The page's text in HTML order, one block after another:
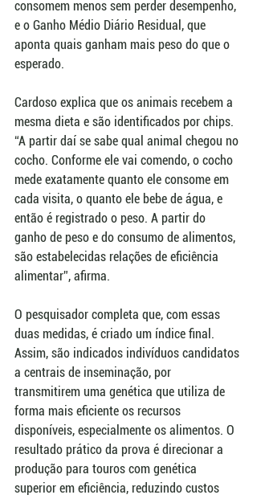
consomem menos sem perder desempenho,
e o Ganho Médio Diário Residual, que
aponta quais ganham mais peso do que o
esperado.
Cardoso explica que os animais recebem a
mesma dieta e são identificados por chips.
“A partir daí se sabe qual animal chegou no
cocho. Conforme ele vai comendo, o cocho
mede exatamente quanto ele consome em
cada visita, o quanto ele bebe de água, e
então é registrado o peso. A partir do
ganho de peso e do consumo de alimentos,
são estabelecidas relações de eficiência
alimentar”, afirma.
O pesquisador completa que, com essas
duas medidas, é criado um índice final.
Assim, são indicados indivíduos candidatos
a centrais de inseminação, por
transmitirem uma genética que utiliza de
forma mais eficiente os recursos
disponíveis, especialmente os alimentos. O
resultado prático da prova é direcionar a
produção para touros com genética
superior em eficiência, reduzindo custos